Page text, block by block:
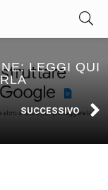
LEGGI QUI
SUCCESSIVO